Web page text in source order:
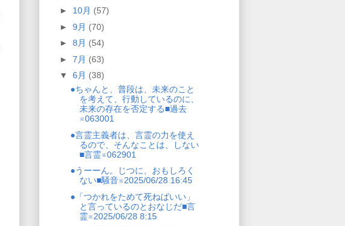
► 10月 (57)
► 9月 (70)
► 8月 (54)
► 7月 (63)
▼ 6月 (38)
●ちゃんと、普段は、未来のこと
を考えて、行動しているのに、
未来の存在を否定する■過去
※063001
●言霊主義者は、言霊の力を使え
るので、そんなことは、しない
■言霊※062901
●うーーん。じつに、おもしろく
ない■騒音※2025/06/28 16:45
●「つかれをためて死ねばいい」
と言っているのとおなじだ■言
霊※2025/06/28 8:15